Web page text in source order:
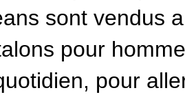
sont vendus
pour
pour